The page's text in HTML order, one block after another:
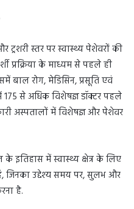
स्तर पर स्वास्थ्य पेशेवरों की
प्रक्रिया के माध्यम से पहले ही
बाल रोग, मेडिसिन, प्रसूति एवं
में 175 से अधिक विशेषज्ञ डॉक्टर पहले
अस्पतालों में विशेषज्ञ और पेशेवर
में स्वास्थ्य क्षेत्र के लिए
जिनका उद्देश्य समय पर, सुलभ और
है.